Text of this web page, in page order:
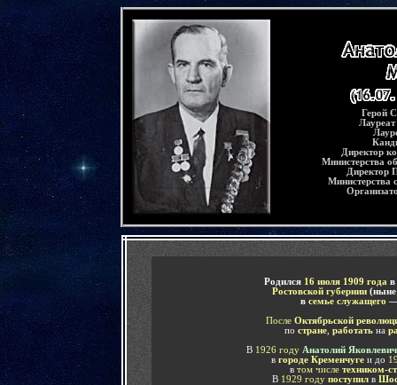
Герой
Директор
Министерства
Директор
Министерства
Родился 16 июля 1909 года в
Ростовской губернии (ныне
в семье служащего
После Октябрьской
по стране работать на
В1926 годуАнатолий
в городе Кременчуге и до
в том числе техником-
В 1929 годупоступилв